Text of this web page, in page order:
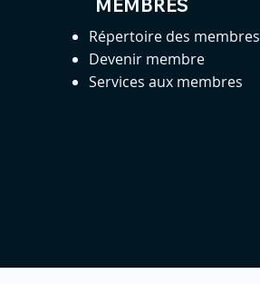
MEMBRES
Répertoire des membres
Devenir membre
Services aux membres